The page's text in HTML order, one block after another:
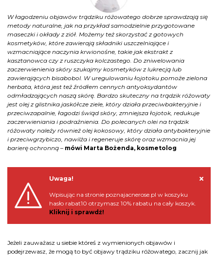
W łagodzeniu objawów trądziku różowatego dobrze sprawdzają się
metody naturalne, jak na przykład samodzielnie przygotowane
maseczki i okłady z ziół. Możemy też skorzystać z gotowych
kosmetyków, które zawierają składniki uszczelniające i
wzmacniające naczynia krwionośne, takie jak ekstrakt z
kasztanowca czy z ruszczyka kolczastego. Do zniwelowania
zaczerwienienia skóry szukajmy kosmetyków z lukrecją lub
zawierających bisabobol. W uregulowaniu łojotoku pomoże zielona
herbata, która jest też źródłem cennych antyoksydantów
odmładzających naszą skórę. Bardzo skuteczny na trądzik różowaty
jest olej z glistnika jaskółcze ziele, który działa przeciwbakteryjnie i
przeciwzapalnie, łagodzi świąd skóry, zmniejsza łojotok, redukuje
zaczerwieniania i podrażnienia. Do polecanych olei na trądzik
różowaty należy również olej kokosowy, który działa antybakteryjnie
i przeciwgrzybiczo, nawilża i regeneruje skórę oraz wzmacnia jej
barierę ochronną – mówi Marta Bożenda, kosmetolog
Uwaga!
Wpisując na stronie poznajacnerose.pl w koszyku
hasło rabat10 otrzymasz 10% rabatu na cały koszyk.
Kliknij i sprawdź!
Jeżeli zauważasz u siebie któreś z wymienionych objawów i
podejrzewasz, że mogą to być objawy trądziku różowatego, zacznij jak